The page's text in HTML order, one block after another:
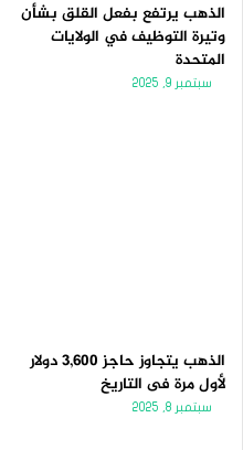
الذهب يرتفع بفعل القلق بشأن
وتيرة التوظيف في الولايات
المتحدة
سبتمبر 9, 2025
الذهب يتجاوز حاجز 3,600 دولار
لأول مرة فى التاريخ
سبتمبر 8, 2025